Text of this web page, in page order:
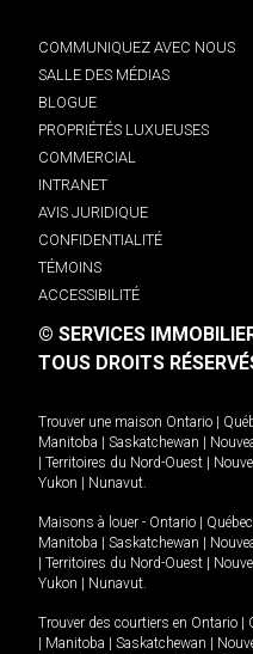
COMMUNIQUEZ AVEC NOUS
SALLE DES MÉDIAS
BLOGUE
PROPRIÉTÉS LUXUEUSES
COMMERCIAL
INTRANET
AVIS JURIDIQUE
CONFIDENTIALITÉ
TÉMOINS
ACCESSIBILITÉ
© SERVICES
TOUS DROITS
Trouver une maison Ontario
Manitoba
Saskatchewan
Territoires du Nord-Ouest
Yukon
Nunavut.
Maisons à louer - Ontario Québec
Manitoba
Saskatchewan
Territoires du Nord-Ouest
Yukon
Nunavut.
Trouver des courtiers en Ontario
Manitoba Saskatchewan